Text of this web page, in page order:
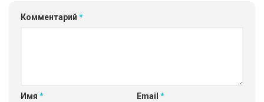
Комментарий *
Имя * Email *